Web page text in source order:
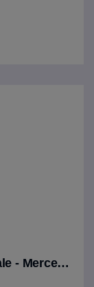
Crawler Mobile Kommandozentrale - Mercedes Benz Actross 3332 (AK6X6 3900)